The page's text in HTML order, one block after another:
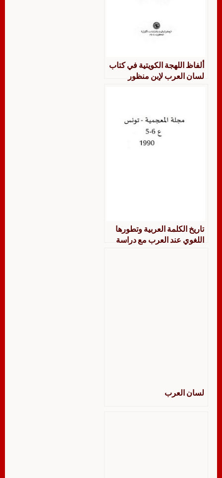
ألفاظ اللهجة الكويتية في كتاب
لسان العرب لإبن منظور
تاريخ الكلمة العربية وتطورها
اللغوي عند العرب مع دراسة
لسان العرب